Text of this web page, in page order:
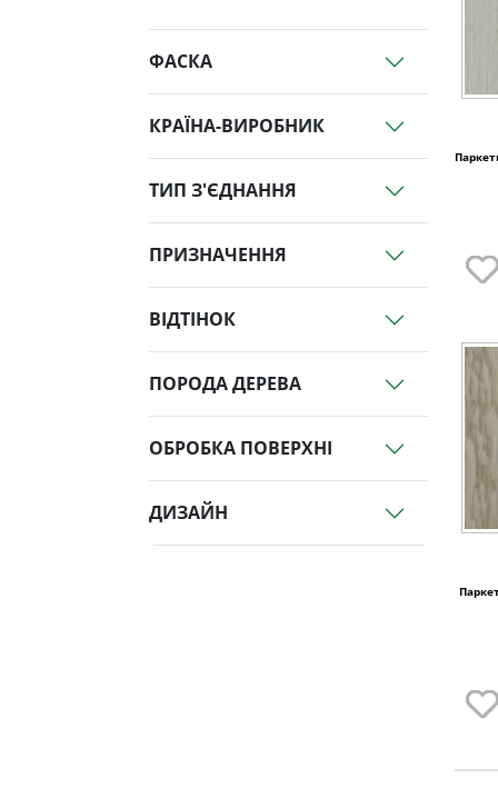
ФАСКА
КРАЇНА-ВИРОБНИК
ТИП З'ЄДНАННЯ
ПРИЗНАЧЕННЯ
ВІДТІНОК
ПОРОДА ДЕРЕВА
ОБРОБКА ПОВЕРХНІ
ДИЗАЙН